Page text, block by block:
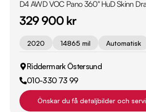
D4 AWD VOC Pano 360° HuD Skinn
329 900 kr
2020 14865 mil Automatisk
Riddermark Östersund
010-330 73 99
Önskar du få detaljbilder och